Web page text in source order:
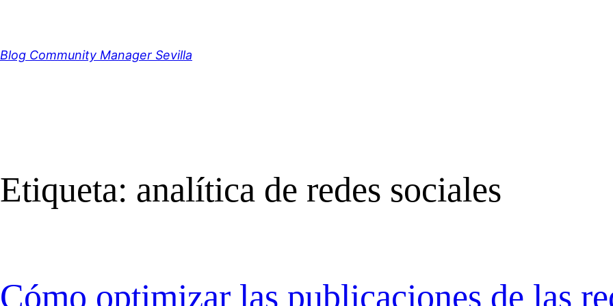
contenido
Blog Community Manager Sevilla
Etiqueta: analítica de redes sociales
Cómo optimizar las publicaciones de las